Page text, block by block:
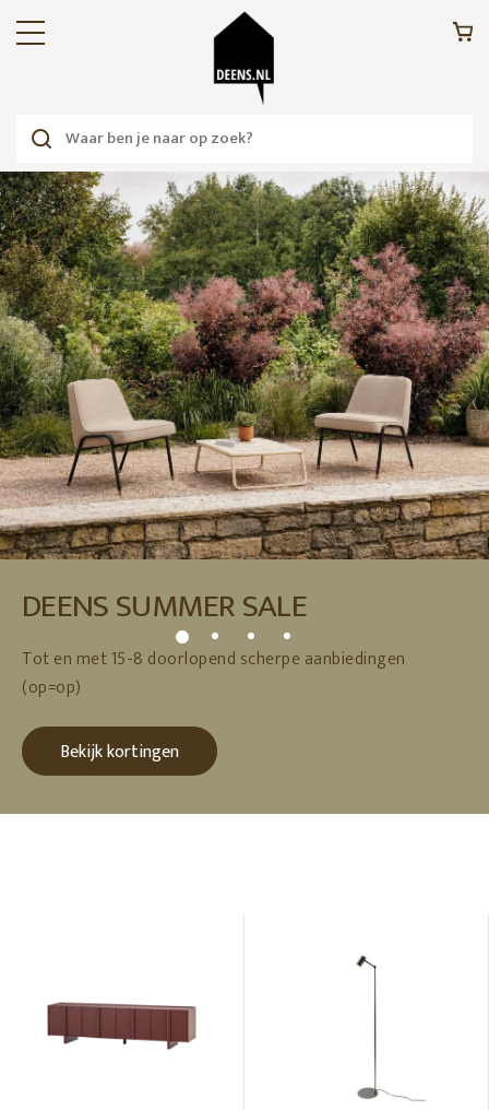
DEENS SUMMER SALE
Tot en met 15-8 doorlopend scherpe aanbiedingen
(op=op)
Bekijk kortingen